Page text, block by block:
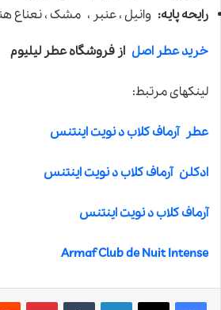
رایحه پایه: وانیل ، عنبر ، مشک ، نعناع
خرید عطر اصل از فروشگاه عطر لیلیوم
لینکهای مرتبط:
عطر آرماف کلاب د نویت اینتنس
ادکلن آرماف کلاب د نویت اینتنس
آرماف کلاب د نویت اینتنس
Armaf Club de Nuit Intense
لینکدین ‫تامبلر ‫پین‌ترست